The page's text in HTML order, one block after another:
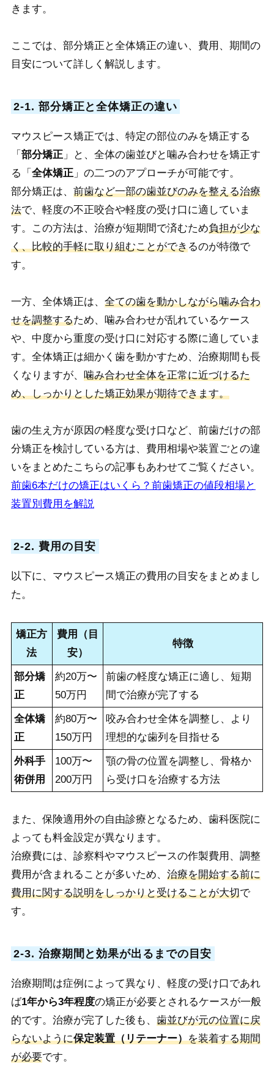
きます。
ここでは、部分矯正と全体矯正の違い、費用、期間の
目安について詳しく解説します。
2-1. 部分矯正と全体矯正の違い
マウスピース矯正では、特定の部位のみを矯正する
「 部分矯正」と、全体の歯並びと噛み合わせを矯正す
る「 全体矯正」の二つのアプローチが可能です。
部分矯正は、 前歯など一部の歯並びのみを整える治療
法で、軽度の不正咬合や軽度の受け口に適していま
す。この方法は、治療が短期間で済むため負担が少な
く、比較的手軽に取り組むことができるのが特徴で
す。
一方、全体矯正は、 全ての歯を動かしながら噛み合わ
せを調整するため、噛み合わせが乱れているケース
や、中度から重度の受け口に対応する際に適していま
す。全体矯正は細かく歯を動かすため、治療期間も長
くなりますが、 噛み合わせ全体を正常に近づけるた
め、しっかりとした矯正効果が期待できます。
歯の生え方が原因の軽度な受け口など、前歯だけの部
分矯正を検討している方は、費用相場や装置ごとの違
いをまとめたこちらの記事もあわせてご覧ください。
前歯6本だけの矯正はいくら？前歯矯正の値段相場と
装置別費用を解説
2-2. 費用の目安
以下に、マウスピース矯正の費用の目安をまとめまし
た。
矯正方
法
費用（目
安）
特徴
部分矯
正
約20万〜
50万円
前歯の軽度な矯正に適し、短期
間で治療が完了する
全体矯
正
約80万〜
150万円
咬み合わせ全体を調整し、より
理想的な歯列を目指せる
外科手
術併用
100万〜
200万円
顎の骨の位置を調整し、骨格か
ら受け口を治療する方法
また、保険適用外の自由診療となるため、歯科医院に
よっても料金設定が異なります。
治療費には、診察料やマウスピースの作製費用、調整
費用が含まれることが多いため、 治療を開始する前に
費用に関する説明をしっかりと受けることが大切で
す。
2-3. 治療期間と効果が出るまでの目安
治療期間は症例によって異なり、軽度の受け口であれ
ば1年から3年程度の矯正が必要とされるケースが一般
的です。治療が完了した後も、 歯並びが元の位置に戻
らないように保定装置（リテーナー）を装着する期間
が必要です。